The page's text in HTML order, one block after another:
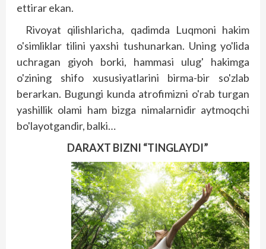
ettirar ekan.
Rivoyat qilishlaricha, qadimda Luqmoni hakim
o'simliklar tilini yaxshi tushunarkan. Uning yo'lida
uchragan giyoh borki, hammasi ulug' hakimga
o'zining shifo xususiyatlarini birma-bir so'zlab
berarkan. Bugungi kunda atrofimizni o'rab turgan
yashillik olami ham bizga nimalarnidir aytmoqchi
bo'layotgandir, balki…
DARAXT BIZNI “TINGLAYDI”